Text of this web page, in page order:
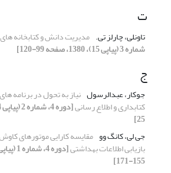
ت
تاونلی، چارلز تی. مدیریت دانش و کتابخانه
شماره 3 (پیاپی 15)، 1380، صفحه 99-120]
ج
جوکار، عبدالرسول نیاز به تحول در برنامه
کتابداری و اطلاع رسانی
25]
جی لی، کانگ وو مقایسه کارایی موتورهای
بازیابی اطلاعات بهداشتی
155-171]